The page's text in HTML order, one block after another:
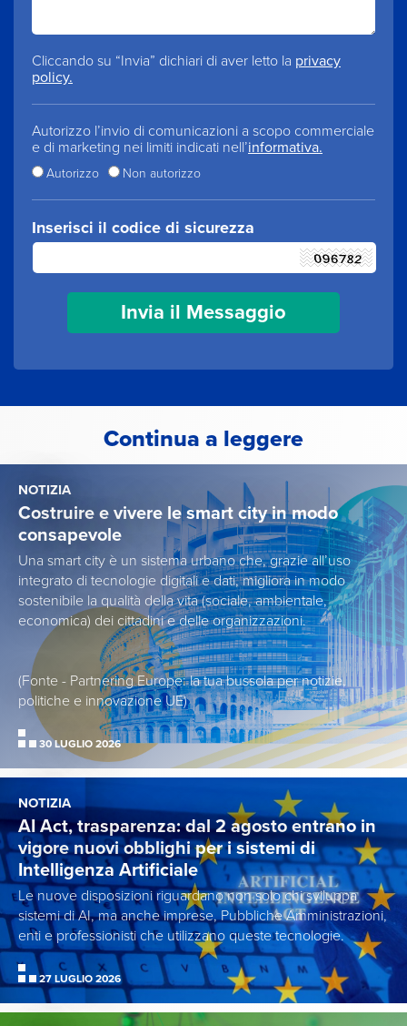
Cliccando su “Invia” dichiari di aver letto la privacy
policy.
Autorizzo l’invio di comunicazioni a scopo commerciale
e di marketing nei limiti indicati nell’informativa.
Autorizzo Non autorizzo
Inserisci il codice di sicurezza
Continua a leggere
NOTIZIA
Costruire e vivere le smart city in modo
consapevole
Una smart city è un sistema urbano che, grazie all’uso
integrato di tecnologie digitali e dati, migliora in modo
sostenibile la qualità della vita (sociale, ambientale,
economica) dei cittadini e delle organizzazioni.
(Fonte - Partnering Europe: la tua bussola per notizie,
politiche e innovazione UE)
30 LUGLIO 2026
NOTIZIA
AI Act, trasparenza: dal 2 agosto entrano in
vigore nuovi obblighi per i sistemi di
Intelligenza Artificiale
Le nuove disposizioni riguardano non solo chi sviluppa
sistemi di AI, ma anche imprese, Pubbliche Amministrazioni,
enti e professionisti che utilizzano queste tecnologie.
27 LUGLIO 2026